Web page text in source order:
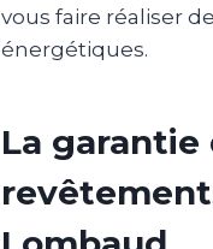
vous faire réaliser
énergétiques.
La garantie